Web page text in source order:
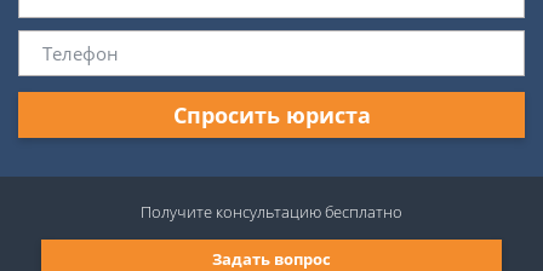
Спросить юриста
Задать вопрос
Получите консультациюбесплатно